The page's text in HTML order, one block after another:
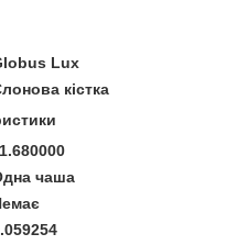
Lux
кістка
чаша